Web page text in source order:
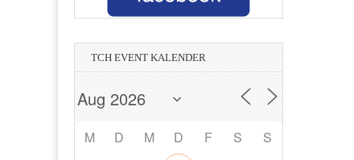
TCH EVENT KALENDER
M D M D F S
S